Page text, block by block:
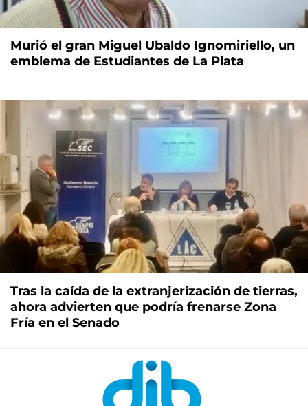
Murió el gran Miguel Ubaldo Ignomiriello, un
emblema de Estudiantes de La Plata
Tras la caída de la extranjerización de tierras,
ahora advierten que podría frenarse Zona
Fría en el Senado